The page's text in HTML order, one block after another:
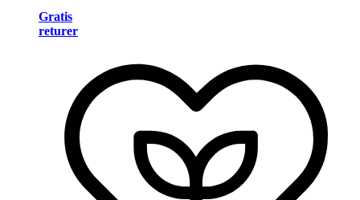
Gratis
returer